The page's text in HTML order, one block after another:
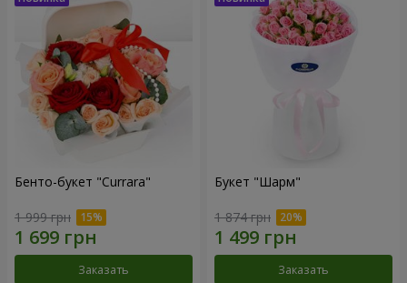
Бенто-букет "Currara"
1 999 грн
Заказать
Букет "Шарм"
1 874 грн
Заказать